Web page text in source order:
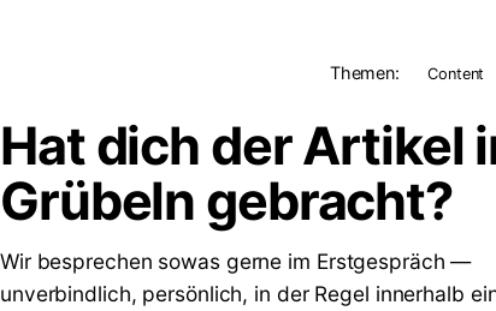
Themen: Content
Hat dich der Artikel
Grübeln gebracht?
Wir besprechen sowas gerne im Erstgespräch —
unverbindlich, persönlich, in der Regel innerhalb